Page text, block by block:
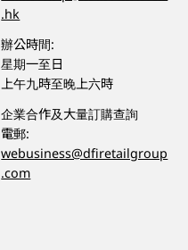
.hk
辦公時間:
星期一至日
上午九時至晚上六時
企業合作及大量訂購查詢
電郵:
webusiness@dfiretailgroup
.com